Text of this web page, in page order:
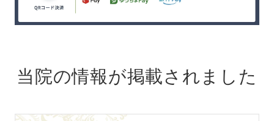
当院の情報が掲載されました